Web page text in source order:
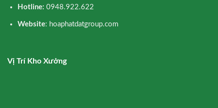
Hotline: 0948.922.622
Website: hoaphatdatgroup.com
Vị Trí Kho Xưởng